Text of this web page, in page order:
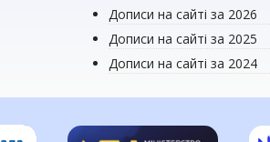
Дописи на сайті за 2026
Дописи на сайті за 2025
Дописи на сайті за 2024